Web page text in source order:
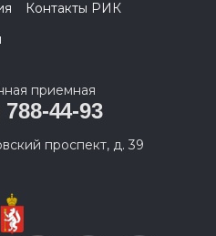
Контакты РИК
приемная
788-44-93
проспект, д. 39